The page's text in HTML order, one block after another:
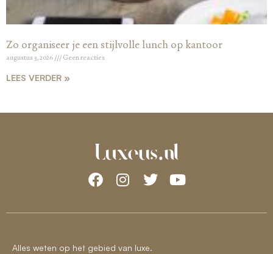
Zo organiseer je een stijlvolle lunch op kantoor
augustus 3, 2026 Geen reacties
LEES VERDER »
Alles weten op het gebied van luxe.